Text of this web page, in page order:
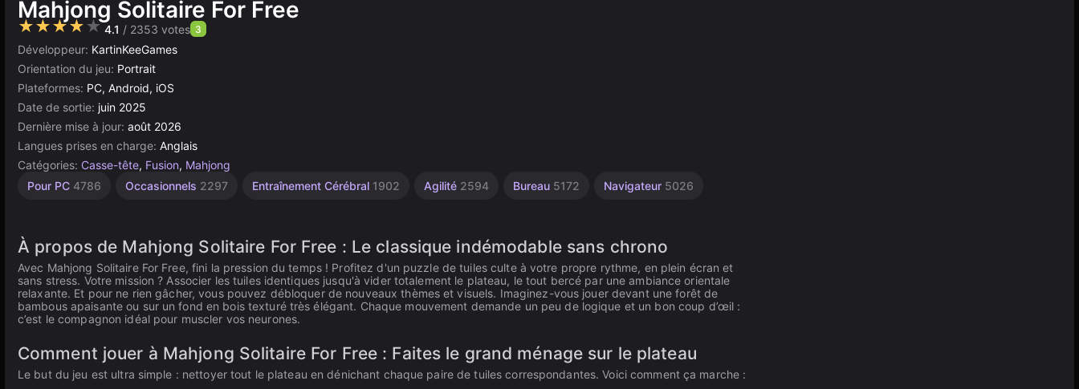
Mahjong Solitaire For Free
★★★★★4.1 / 2353 votes 3
Développeur: KartinKeeGames
Orientation du jeu: Portrait
Plateformes: PC, Android, iOS
Date de sortie: juin 2025
Dernière mise à jour: août 2026
Langues prises en charge: Anglais
Catégories: Casse-tête, Fusion, Mahjong
Pour PC 4786 Occasionnels 2297 Entraînement Cérébral 1902 Agilité 2594 Bureau 5172 Navigateur 5026
Unity
Mahjong
À propos de Mahjong Solitaire For Free : Le classique indémodable sans chrono
Avec Mahjong Solitaire For Free, fini la pression du temps ! Profitez d'un puzzle de tuiles culte à votre propre rythme, en plein écran et
sans stress. Votre mission ? Associer les tuiles identiques jusqu'à vider totalement le plateau, le tout bercé par une ambiance orientale
relaxante. Et pour ne rien gâcher, vous pouvez débloquer de nouveaux thèmes et visuels. Imaginez-vous jouer devant une forêt de
bambous apaisante ou sur un fond en bois texturé très élégant. Chaque mouvement demande un peu de logique et un bon coup d’œil :
c’est le compagnon idéal pour muscler vos neurones.
Comment jouer à Mahjong Solitaire For Free : Faites le grand ménage sur le plateau
Le but du jeu est ultra simple : nettoyer tout le plateau en dénichant chaque paire de tuiles correspondantes. Voici comment ça marche :